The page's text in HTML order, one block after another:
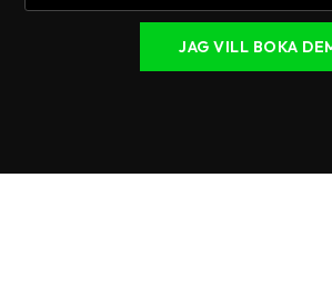
JAG VILL BOKA